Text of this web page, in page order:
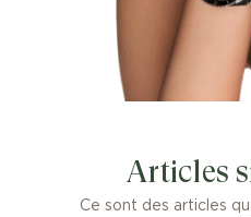
Articles
Ce sont des articles